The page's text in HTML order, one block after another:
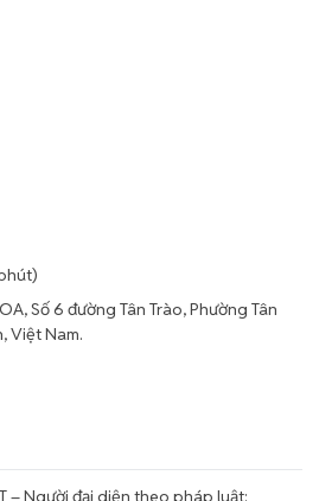
Số 6 đường Tân Trào, Phường Tân
Việt Nam.
– Người đại diện theo pháp luật: